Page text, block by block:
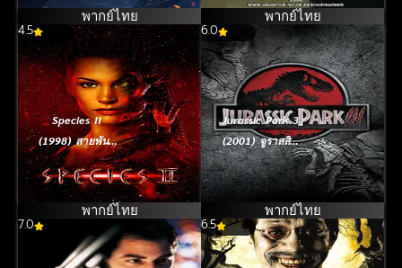
พากย์ไทย พากย์ไทย
4.5
Species II
(1998) สายพันธุ์
มฤตยู…แพร่พันธุ์
นรก
พากย์ไทย
6.0
Jurassic Park 3
(2001) จูราสสิค
ปาร์ค 3
ไดโนเสาร์พันธุ์ดุ
พากย์ไทย
7.0 6.5